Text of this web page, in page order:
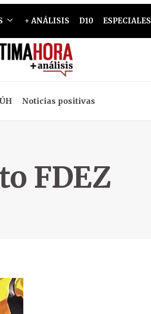
+ ANÁLISIS D10 ESPECIALES
Noticias positivas
FDEZ